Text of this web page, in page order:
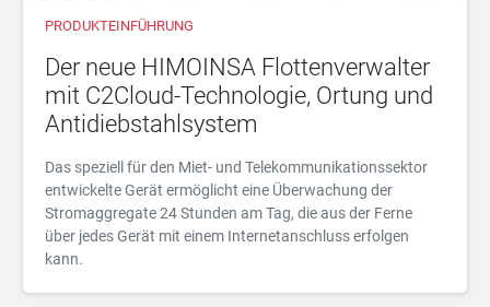
PRODUKTEINFÜHRUNG
Der neue HIMOINSA Flottenverwalter
mit C2Cloud-Technologie, Ortung und
Antidiebstahlsystem
Das speziell für den Miet- und Telekommunikationssektor
entwickelte Gerät ermöglicht eine Überwachung der
Stromaggregate 24 Stunden am Tag, die aus der Ferne
über jedes Gerät mit einem Internetanschluss erfolgen
kann.